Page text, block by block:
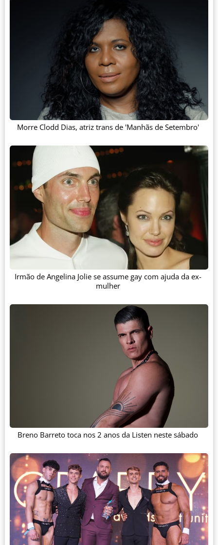
Morre Clodd Dias, atriz trans de 'Manhãs de Setembro'
Irmão de Angelina Jolie se assume gay com ajuda da ex-
mulher
Breno Barreto toca nos 2 anos da Listen neste sábado